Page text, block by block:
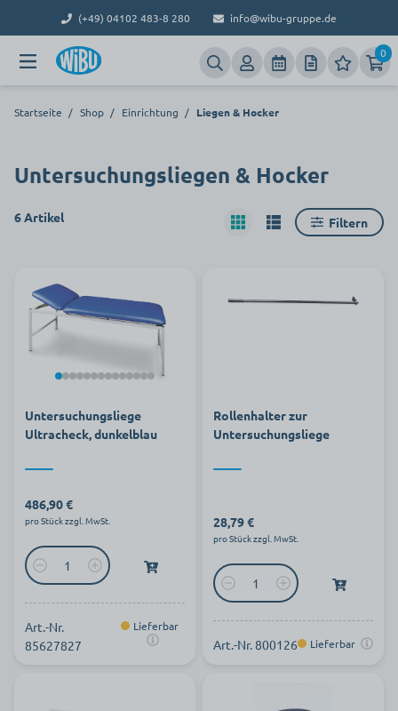
(+49) 04102 483-8 280 info@wibu-gruppe.de
0
Startseite / Shop / Einrichtung / Liegen & Hocker
Untersuchungsliegen & Hocker
6 Artikel Filtern
Untersuchungsliege
Ultracheck, dunkelblau
486,90 €
pro Stück zzgl. MwSt.
Art.-Nr.
85627827
Lieferbar
Rollenhalter zur
Untersuchungsliege
28,79 €
pro Stück zzgl. MwSt.
Art.-Nr. 800126 Lieferbar